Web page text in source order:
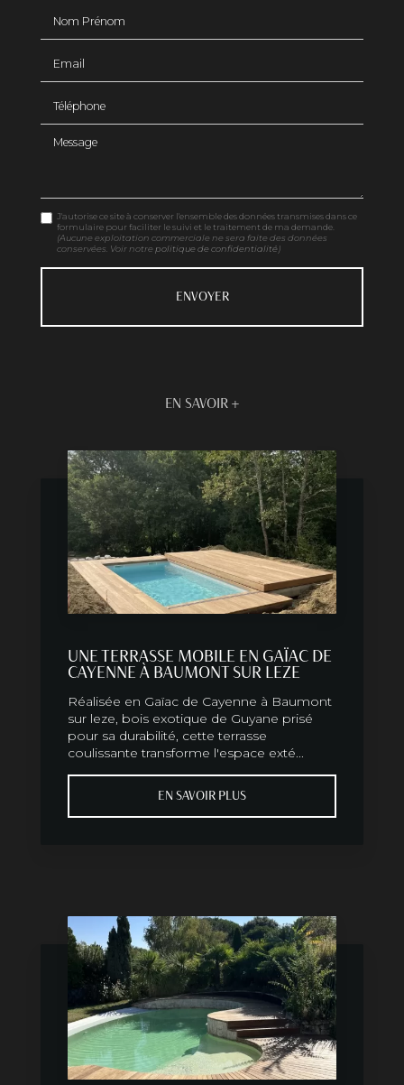
Message
J'autorise ce site à conserver l'ensemble des données transmises dans ce
formulaire pour faciliter le suivi et le traitement de ma demande.
(Aucune exploitation commerciale ne sera faite des données
conservées. Voir notre politique de confidentialité)
EN SAVOIR +
UNE TERRASSE MOBILE EN GAÏAC DE
CAYENNE À BAUMONT SUR LEZE
Réalisée en Gaïac de Cayenne à Baumont
sur leze, bois exotique de Guyane prisé
pour sa durabilité, cette terrasse
coulissante transforme l'espace exté...
EN SAVOIR PLUS